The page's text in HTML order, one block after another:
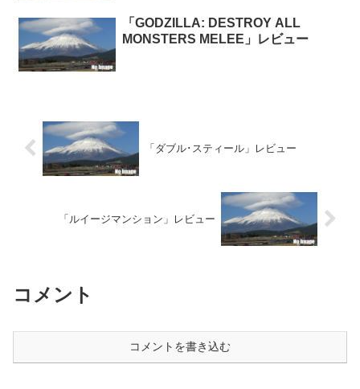
「GODZILLA: DESTROY ALL
MONSTERS MELEE」レビュー
「ダブル･スティール」レビュー
「ルイージマンション」レビュー
コメント
コメントを書き込む